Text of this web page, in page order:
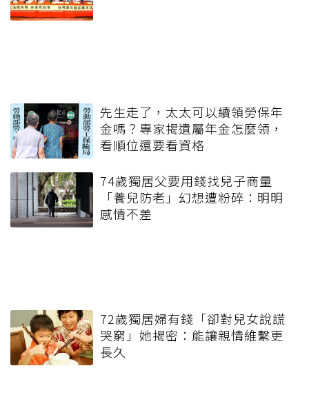
先生走了，太太可以續領勞保年
金嗎？專家揭遺屬年金怎麼領，
看順位還要看資格
74歲獨居父要用錢找兒子商量
「養兒防老」幻想遭粉碎：明明
感情不差
72歲獨居婦有錢「卻對兒女說謊
哭窮」她揭密：能讓親情維繫更
長久